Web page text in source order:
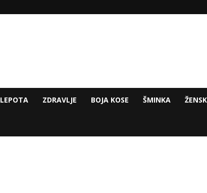
LEPOTA ZDRAVLJE BOJA KOSE ŠMINKA